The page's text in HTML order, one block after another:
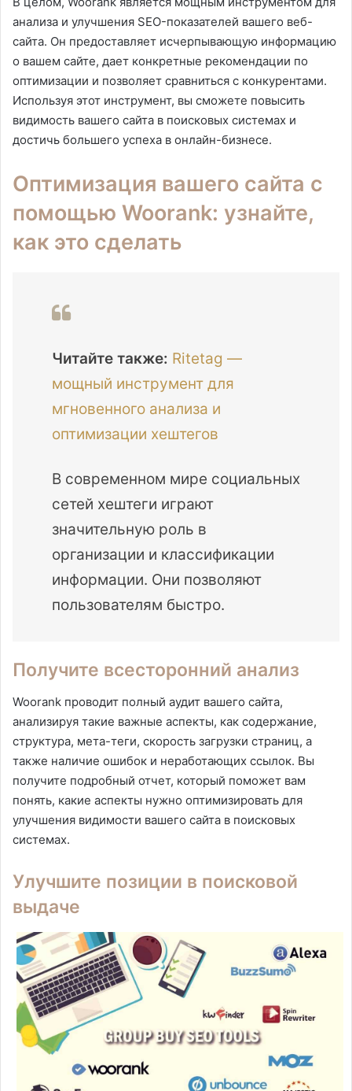
анализа и улучшения SEO-показателей вашего веб-
сайта. Он предоставляет исчерпывающую информацию
о вашем сайте, дает конкретные рекомендации по
оптимизации и позволяет сравниться с конкурентами.
Используя этот инструмент, вы сможете повысить
видимость вашего сайта в поисковых системах и
достичь большего успеха в онлайн-бизнесе.
Оптимизация вашего сайта с
помощью Woorank: узнайте,
как это сделать
Читайте также: Ritetag —
мощный инструмент для
мгновенного анализа и
оптимизации хештегов
В современном мире социальных
сетей хештеги играют
значительную роль в
организации и классификации
информации. Они позволяют
пользователям быстро.
Получите всесторонний анализ
Woorank проводит полный аудит вашего сайта,
анализируя такие важные аспекты, как содержание,
структура, мета-теги, скорость загрузки страниц, а
также наличие ошибок и неработающих ссылок. Вы
получите подробный отчет, который поможет вам
понять, какие аспекты нужно оптимизировать для
улучшения видимости вашего сайта в поисковых
системах.
Улучшите позиции в поисковой
выдаче